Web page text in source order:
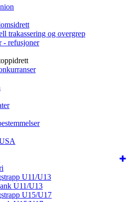
trakassering og overgrep
refusjoner
U11/U13
U11/U13
U15/U17